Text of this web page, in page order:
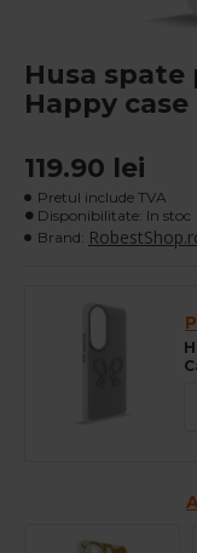
Husa spate
Happy case
119.90 lei
Pretul include TVA
Disponibilitate: In stoc
Brand: